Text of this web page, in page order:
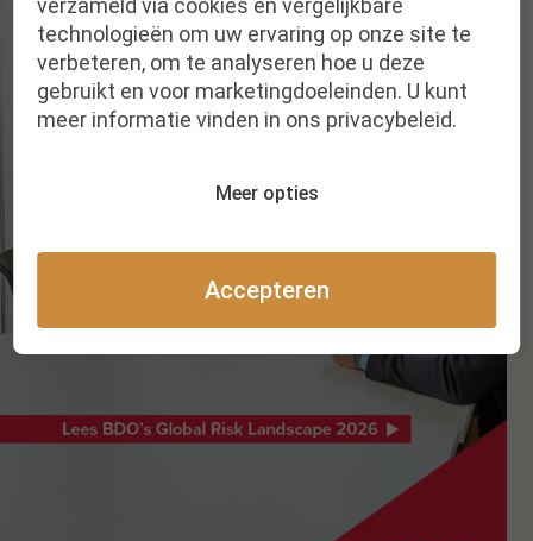
verzameld via cookies en vergelijkbare
technologieën om uw ervaring op onze site te
verbeteren, om te analyseren hoe u deze
gebruikt en voor marketingdoeleinden. U kunt
meer informatie vinden in ons privacybeleid.
Meer opties
Accepteren